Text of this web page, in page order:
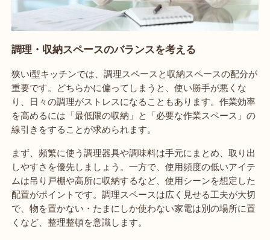
調理・収納スペースのバランスを考える
狭いi型キッチンでは、調理スペースと収納スペースの配分が
重要です。どちらかに偏ってしまうと、使い勝手が悪くな
り、日々の調理がストレスになることもあります。作業効率
を高めるには「最低限の収納」と「必要な作業スペース」の
線引きをすることが求められます。
まず、頻繁に使う調理器具や調味料は手元にまとめ、取り出
しやすさを優先しましょう。一方で、使用頻度の低いアイテ
ムは吊り戸棚や高所に収納するなど、使用シーンを想定した
配置がポイントです。調理スペースは広く見せる工夫が大切
で、物を置かない・たまにしか使わない家電は別の場所に置
くなど、整理整頓を意識します。